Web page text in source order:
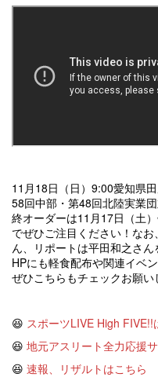
11月18日（日）9:00愛知県
58回中部・第48回北陸実業
終オーダーは11月17日（土
でぜひご注目ください！な
ん、リポートは平田和之さ
HPにも軽食配布や関連イベ
ぜひこちらもチェックお願い
😆 スポーツLIVE High FIVE!!
😆 地元アスリート全力応援
😆 速報、リザルトはこちら